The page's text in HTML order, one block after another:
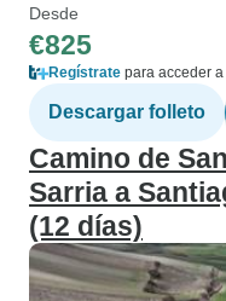
Desde
€825
Regístrate para acceder
Descargar folleto
Camino de
Sarria a
(12 días)